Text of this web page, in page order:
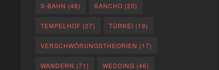
S-BAHN (46) SANCHO (20)
TEMPELHOF (27) TÜRKEI (19)
VERSCHWÖRUNGSTHEORIEN (17)
WANDERN (71) WEDDING (46)